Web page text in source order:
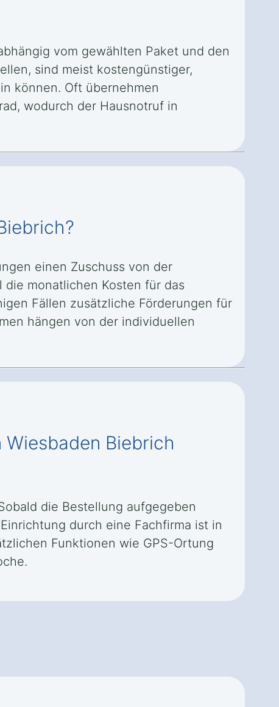
vom gewählten Paket und den
sind meist kostengünstiger,
können. Oft übernehmen
wodurch der Hausnotruf in
einen Zuschuss von der
monatlichen Kosten für das
Fällen zusätzliche Förderungen für
hängen von der individuellen
Biebrich
die Bestellung aufgegeben
durch eine Fachfirma ist in
Funktionen wie GPS-Ortung